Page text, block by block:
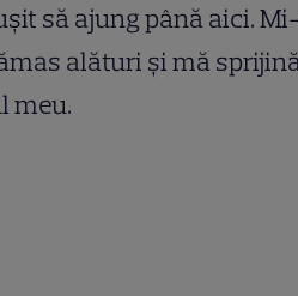
să ajung până aici.
alături și mă
meu.